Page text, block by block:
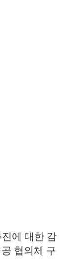
에 대한 감
협의체 구